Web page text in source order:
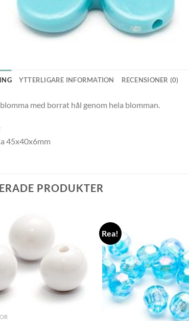
YTTERLIGARE INFORMATION RECENSIONER (0)
med borrat hål genom hela blomman.
45x40x6mm
PRODUKTER
Rea!